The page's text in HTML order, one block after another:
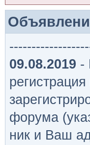
09.08.2019 -
форума
ник и Ваш